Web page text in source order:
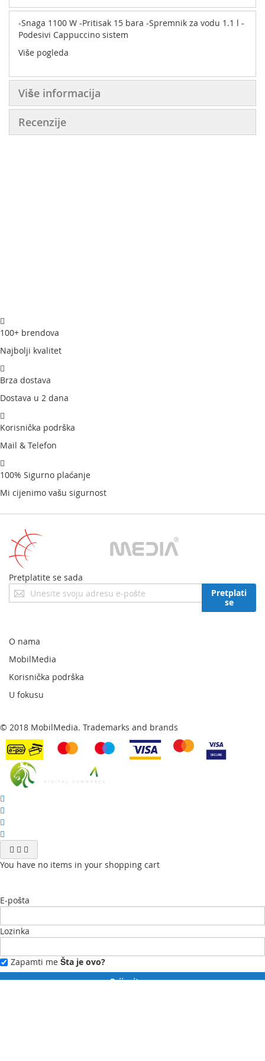
-Snaga 1100 W -Pritisak 15 bara -Spremnik za vodu 1.1 l -
Podesivi Cappuccino sistem
Više pogleda
Više informacija
Recenzije
100+ brendova
Najbolji kvalitet
Brza dostava
Dostava u 2 dana
Korisnička podrška
Mail & Telefon
100% Sigurno plaćanje
Mi cijenimo vašu sigurnost
Pretplatite se sada
Prijavite
se
newsletter:
Pretplati
se
O nama
MobilMedia
Korisnička podrška
U fokusu
© 2018 MobilMedia. Trademarks and brands
You have no items in your shopping cart
E-pošta
Lozinka
Zapamti me Šta je ovo?
Prijavite se